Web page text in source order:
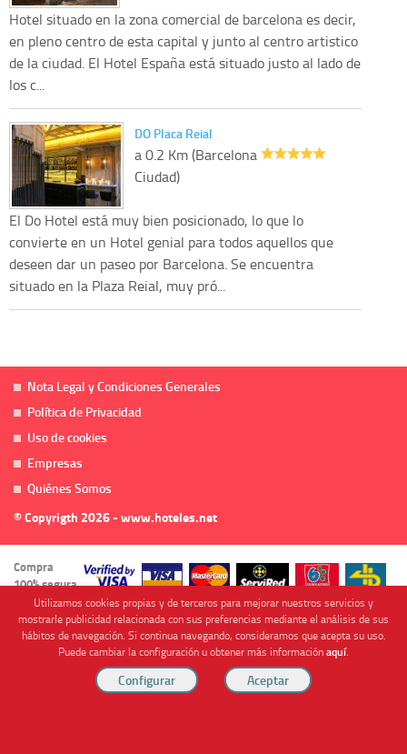
Hotel situado en la zona comercial de barcelona es decir,
en pleno centro de esta capital y junto al centro artistico
de la ciudad. El Hotel España está situado justo al lado de
los c...
DO Placa Reial
a 0.2 Km (Barcelona
Ciudad)
El Do Hotel está muy bien posicionado, lo que lo
convierte en un Hotel genial para todos aquellos que
deseen dar un paseo por Barcelona. Se encuentra
situado en la Plaza Reial, muy pró...
Nota Legal y Condiciones Generales
Política de Privacidad
Uso de cookies
Empresas
Quiénes Somos
© Copyrigth 2026 - www.hoteles.net
Compra
100% segura
Cofinanciado por
Utilizamos cookies propias y de terceros para mejorar nuestros servicios y
mostrarle publicidad relacionada con sus preferencias mediante el análisis de sus
hábitos de navegación. Si continua navegando, consideramos que acepta su uso.
Puede cambiar la configuración u obtener más informaciónaquí.